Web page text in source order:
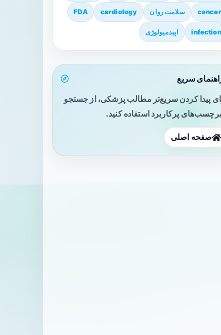
cancer سلامت روان cardiology
FDA
infection اپیدمیولوژی
سریع
پیدا کردن سریع‌تر مطالب پزشکی، از جستجو
برچسب‌های پرکاربرد استفاده کنید.
صفحه اصلی